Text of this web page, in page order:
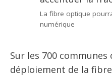
La fibre optique
numérique
Sur les 700
déploiement de la